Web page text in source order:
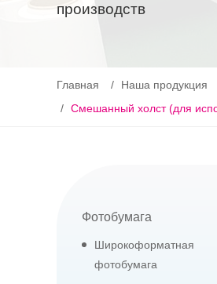
производств
Главная Наша продукция
Смешанный холст (для
Фотобумага
Широкоформатная
фотобумага